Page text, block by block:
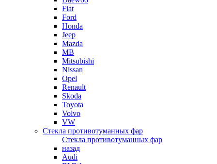
Fiat
Ford
Honda
Jeep
Mazda
MB
Mitsubishi
Nissan
Opel
Renault
Skoda
Toyota
Volvo
VW
Стекла противотуманных фар
Стекла противотуманных фар
назад
Audi